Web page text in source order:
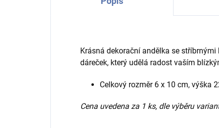
Krásná dekorační andělka se
dáreček, který udělá radost vaším
Celkový rozměr 6 x 10 cm, výška
Cena uvedena za 1 ks, dle výběru